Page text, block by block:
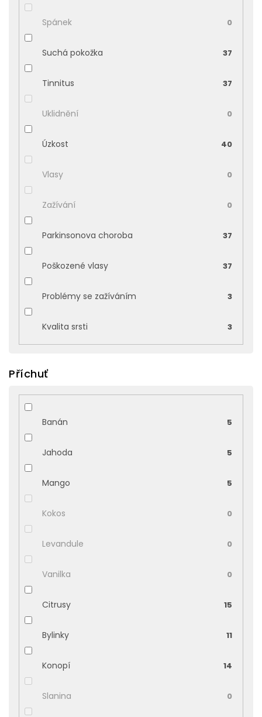
Spánek 0
Suchá pokožka 37
Tinnitus 37
Uklidnění 0
Úzkost 40
Vlasy 0
Zažívání 0
Parkinsonova choroba 37
Poškozené vlasy 37
Problémy se zažíváním 3
Kvalita srsti 3
Příchuť
Banán 5
Jahoda 5
Mango 5
Kokos 0
Levandule 0
Vanilka 0
Citrusy 15
Bylinky 11
Konopí 14
Slanina 0